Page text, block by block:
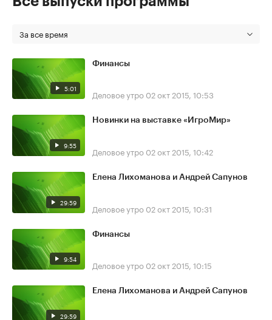
За все время
5:01
Финансы
Деловое утро 02 окт 2015, 10:53
9:55
Новинки на выставке «ИгроМир»
Деловое утро 02 окт 2015, 10:42
29:59
Елена Лихоманова и Андрей Сапунов
Деловое утро 02 окт 2015, 10:31
9:54
Финансы
Деловое утро 02 окт 2015, 10:15
29:59
Елена Лихоманова и Андрей Сапунов